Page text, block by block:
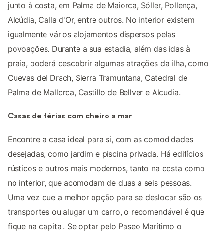
junto à costa, em Palma de Maiorca, Sóller, Pollença,
Alcúdia, Calla d'Or, entre outros. No interior existem
igualmente vários alojamentos dispersos pelas
povoações. Durante a sua estadia, além das idas à
praia, poderá descobrir algumas atrações da ilha, como
Cuevas del Drach, Sierra Tramuntana, Catedral de
Palma de Mallorca, Castillo de Bellver e Alcudia.
Casas de férias com cheiro a mar
Encontre a casa ideal para si, com as comodidades
desejadas, como jardim e piscina privada. Há edifícios
rústicos e outros mais modernos, tanto na costa como
no interior, que acomodam de duas a seis pessoas.
Uma vez que a melhor opção para se deslocar são os
transportes ou alugar um carro, o recomendável é que
fique na capital. Se optar pelo Paseo Marítimo o